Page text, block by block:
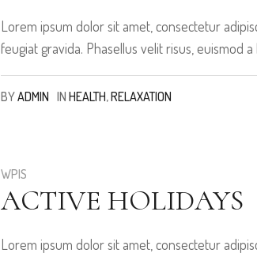
Lorem ipsum dolor sit amet, consectetur
feugiat gravida. Phasellus velit risus, euismod a
BYADMIN INHEALTH,RELAXATION
WPIS
ACTIVE HOLIDAYS
Lorem ipsum dolor sit amet, consectetur